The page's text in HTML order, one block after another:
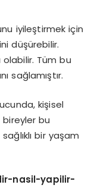
iyileştirmek için
düşürebilir.
olabilir. Tüm bu
sağlamıştır.
kişisel
bu
bir yaşam
nasil-yapilir-